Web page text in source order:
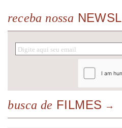
receba nossa
busca de FILMES